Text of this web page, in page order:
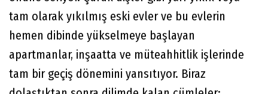
tam olarak yıkılmış eski evler ve bu evlerin
hemen dibinde yükselmeye başlayan
apartmanlar, inşaatta ve müteahhitlik işlerinde
tam bir geçiş dönemini yansıtıyor. Biraz